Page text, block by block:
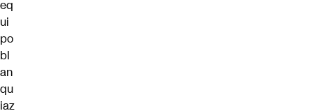
eq
ui
po
bl
an
qu
iaz